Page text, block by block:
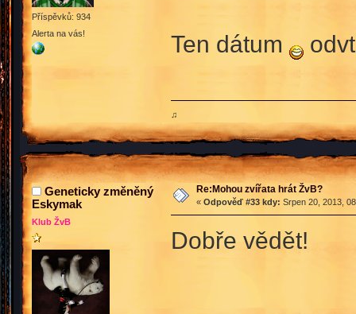
Příspěvků: 934
Alerta na vás!
Ten dátum
♫
Geneticky změněný
Eskymak
Klub ŽvB
Re:Mohou zvířata hrát ŽvB?
« Odpověď #33 kdy: Srpen 20, 2013,
Dobře vědět!